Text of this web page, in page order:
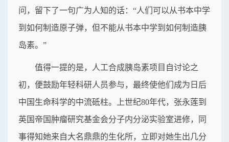
问，留下了一句广为人知的话：“人们可以从书本中学
到如何制造原子弹，但不能从书本中学到如何制造胰
岛素。”
值得一提的是，人工合成胰岛素项目自讨论之
初，便鼓励年轻科研人员参与，最终使他们成为日后
中国生命科学的中流砥柱。上世纪80年代，张永莲到
英国帝国肿瘤研究基金会分子内分泌实验室进修，同
事得知她来自大名鼎鼎的生化所，立即对她生出几分